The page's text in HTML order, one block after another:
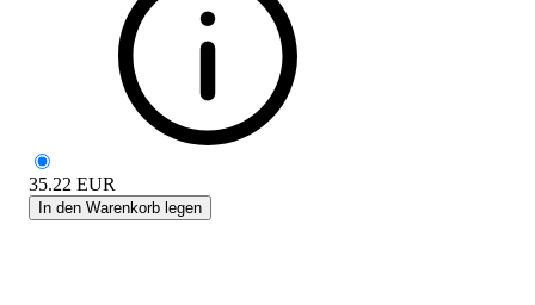
35.22 EUR
In den Warenkorb legen